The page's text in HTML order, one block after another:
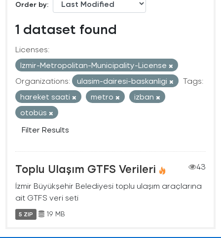
Order by
1 dataset found
Licenses:
Izmir-Metropolitan-Municipality-License
Organizations:
ulasim-dairesi-baskanligi
Tags:
hareket saati
metro
izban
otobüs
Filter Results
Toplu Ulaşım GTFS Verileri
43
İzmir Büyükşehir Belediyesi toplu ulaşım araçlarına
ait GTFS veri seti
5 ZIP 19 MB